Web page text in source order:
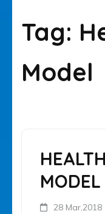
Tag:
Model
MODEL
28 Mar,2018